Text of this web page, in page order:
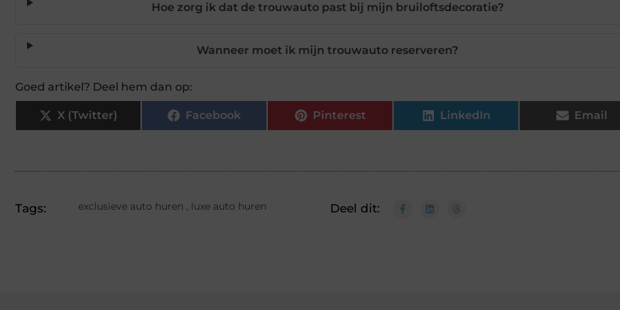
Hoe zorg ik dat de trouwauto past bij mijn bruiloftsdecoratie?
Wanneer moet ik mijn trouwauto reserveren?
Goed artikel? Deel hem dan op:
X (Twitter) Facebook Pinterest LinkedIn Email
Tags: exclusieve auto huren luxe auto huren Deel dit: